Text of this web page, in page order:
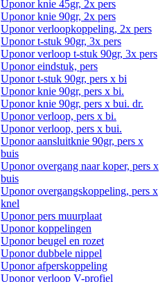
Uponor knie 45gr, 2x pers
Uponor knie 90gr, 2x pers
Uponor verloopkoppeling, 2x pers
Uponor t-stuk 90gr, 3x pers
Uponor verloop t-stuk 90gr, 3x pers
Uponor eindstuk, pers
Uponor t-stuk 90gr, pers x bi
Uponor knie 90gr, pers x bi.
Uponor knie 90gr, pers x bui. dr.
Uponor verloop, pers x bi.
Uponor verloop, pers x bui.
Uponor aansluitknie 90gr, pers x
buis
Uponor overgang naar koper, pers x
buis
Uponor overgangskoppeling, pers x
knel
Uponor pers muurplaat
Uponor koppelingen
Uponor beugel en rozet
Uponor dubbele nippel
Uponor afperskoppeling
Uponor verloop V-profiel